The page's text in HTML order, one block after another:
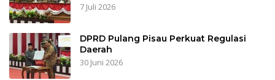
7 Juli 2026
DPRD Pulang Pisau Perkuat Regulasi
Daerah
30 Juni 2026